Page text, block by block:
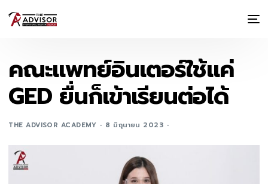
คณะแพทย์อินเตอร์ใช้แค่
GED ยื่นก็เข้าเรียนต่อได้
THE ADVISOR ACADEMY 8 มิถุนายน 2023